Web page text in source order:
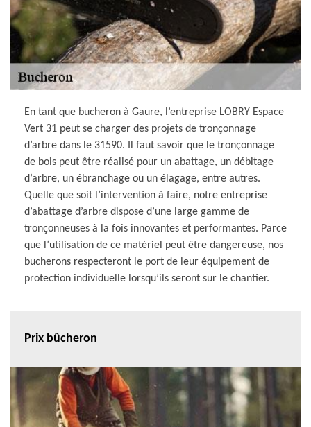
En tant que bucheron à Gaure, l’entreprise LOBRY Espace
Vert 31 peut se charger des projets de tronçonnage
d’arbre dans le 31590. Il faut savoir que le tronçonnage
de bois peut être réalisé pour un abattage, un débitage
d’arbre, un ébranchage ou un élagage, entre autres.
Quelle que soit l’intervention à faire, notre entreprise
d’abattage d’arbre dispose d’une large gamme de
tronçonneuses à la fois innovantes et performantes. Parce
que l’utilisation de ce matériel peut être dangereuse, nos
bucherons respecteront le port de leur équipement de
protection individuelle lorsqu’ils seront sur le chantier.
Prix bûcheron